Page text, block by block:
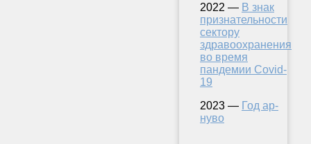
2022 — В знак
признательности
сектору
здравоохранения
во время
пандемии Covid-
19
2023 — Год ар-
нуво